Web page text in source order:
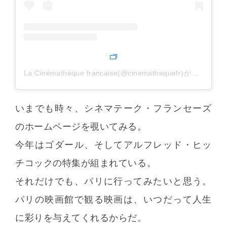
いまでも時々、シネマテーク・フランセーズ
のホームページを覗いてみる。
今年はゴダール、そしてアルフレッド・ヒッ
チコックの特集が組まれている。
それだけでも、パリに行ってみたいと思う。
パリの映画館で観る映画は、いつだって人生
に彩りを与えてくれるからだ。